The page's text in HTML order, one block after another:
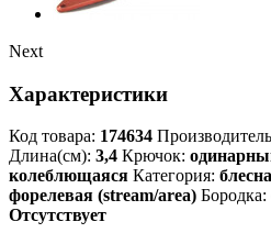
Next
Характеристики
Код товара: 174634
Длина(см): 3,4 Крючок:
колеблющаяся Категория: блесна
форелевая (stream/area) Бородка:
Отсутствует